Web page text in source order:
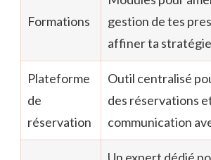
Formations
gestion de tes
affiner ta
Plateforme
de
réservation
Outil centralisé
des réservations
communication
Un expert dédié